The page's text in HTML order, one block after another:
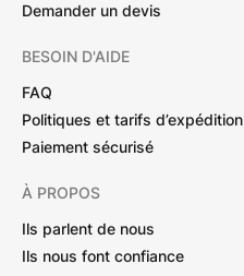
Demander un devis
BESOIN D'AIDE
FAQ
Politiques et tarifs d’expédition
Paiement sécurisé
À PROPOS
Ils parlent de nous
Ils nous font confiance